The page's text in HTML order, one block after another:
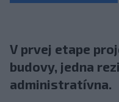
V prvej etape
budovy, jedna
administratívna.